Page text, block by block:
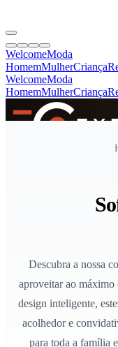
WelcomeModa
HomemMulherCriança
WelcomeModa
HomemMulherCriança
Descubra a nossa
aproveitar ao máximo
design inteligente,
acolhedor e
para toda a família